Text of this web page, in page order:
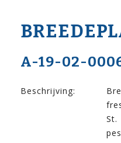
A-19-02-
Beschrijving:
St.